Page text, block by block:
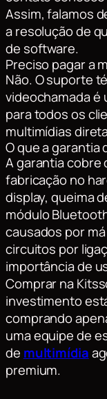
Assim, falamos
a resolução de
de software.
Preciso pagar a
Não. O suporte
videochamada é
para todos os
multimídias
O que a garantia
A garantia cobre
fabricação no
display, queima
módulo
causados por
circuitos por
importância de
Comprar na
investimento
comprando
uma equipe de
de multimídia
premium.